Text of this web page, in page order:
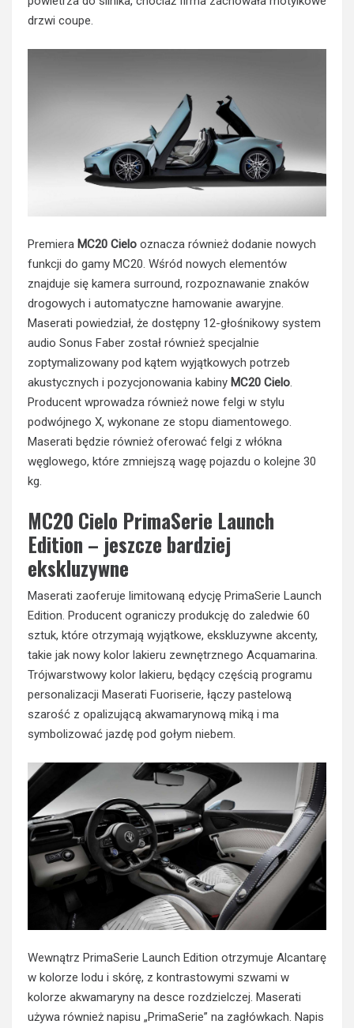
drzwi coupe.
Premiera MC20 Cielo oznacza również dodanie nowych
funkcji do gamy MC20. Wśród nowych elementów
znajduje się kamera surround, rozpoznawanie znaków
drogowych i automatyczne hamowanie awaryjne.
Maserati powiedział, że dostępny 12-głośnikowy system
audio Sonus Faber został również specjalnie
zoptymalizowany pod kątem wyjątkowych potrzeb
akustycznych i pozycjonowania kabiny MC20 Cielo.
Producent wprowadza również nowe felgi w stylu
podwójnego X, wykonane ze stopu diamentowego.
Maserati będzie również oferować felgi z włókna
węglowego, które zmniejszą wagę pojazdu o kolejne 30
kg.
MC20 Cielo PrimaSerie Launch
Edition – jeszcze bardziej
ekskluzywne
Maserati zaoferuje limitowaną edycję PrimaSerie Launch
Edition. Producent ograniczy produkcję do zaledwie 60
sztuk, które otrzymają wyjątkowe, ekskluzywne akcenty,
takie jak nowy kolor lakieru zewnętrznego Acquamarina.
Trójwarstwowy kolor lakieru, będący częścią programu
personalizacji Maserati Fuoriserie, łączy pastelową
szarość z opalizującą akwamarynową miką i ma
symbolizować jazdę pod gołym niebem.
Wewnątrz PrimaSerie Launch Edition otrzymuje Alcantarę
w kolorze lodu i skórę, z kontrastowymi szwami w
kolorze akwamaryny na desce rozdzielczej. Maserati
używa również napisu „PrimaSerie” na zagłówkach. Napis